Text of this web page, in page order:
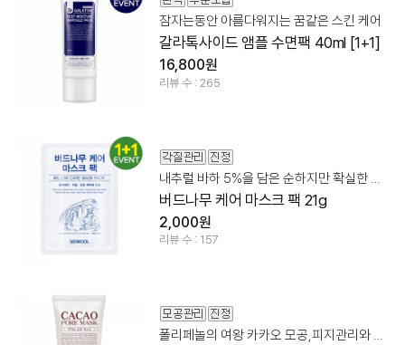
잠자는동안 아름다워지는 꿈같은 스킨 케어
갈라톡사이드 앰플 수면팩 40ml [1+1]
16,800원
리뷰 수 : 265
내추럴 바하 5%을 담은 순하지만 확실한 각질 + 모공 정돈!
버드나무 케어 마스크 팩 21g
2,000원
리뷰 수 : 157
폴리페놀의 여왕 카카오 모공,피지관리와 진정을 동시에!